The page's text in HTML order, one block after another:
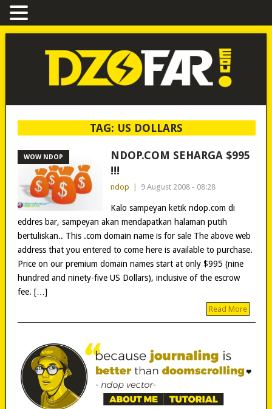
TAG: US DOLLARS
WOW NDOP
NDOP.COM SEHARGA $995
!!!
ndop 9 August 2008 - 08:28
Kalo sampeyan ketik ndop.com di
eddres bar, sampeyan akan mendapatkan halaman putih
bertuliskan.. This .com domain name is for sale The above web
address that you entered to come here is available to purchase.
Price on our premium domain names start at only $995 (nine
hundred and ninety-five US Dollars), inclusive of the escrow
fee. […]
Read More